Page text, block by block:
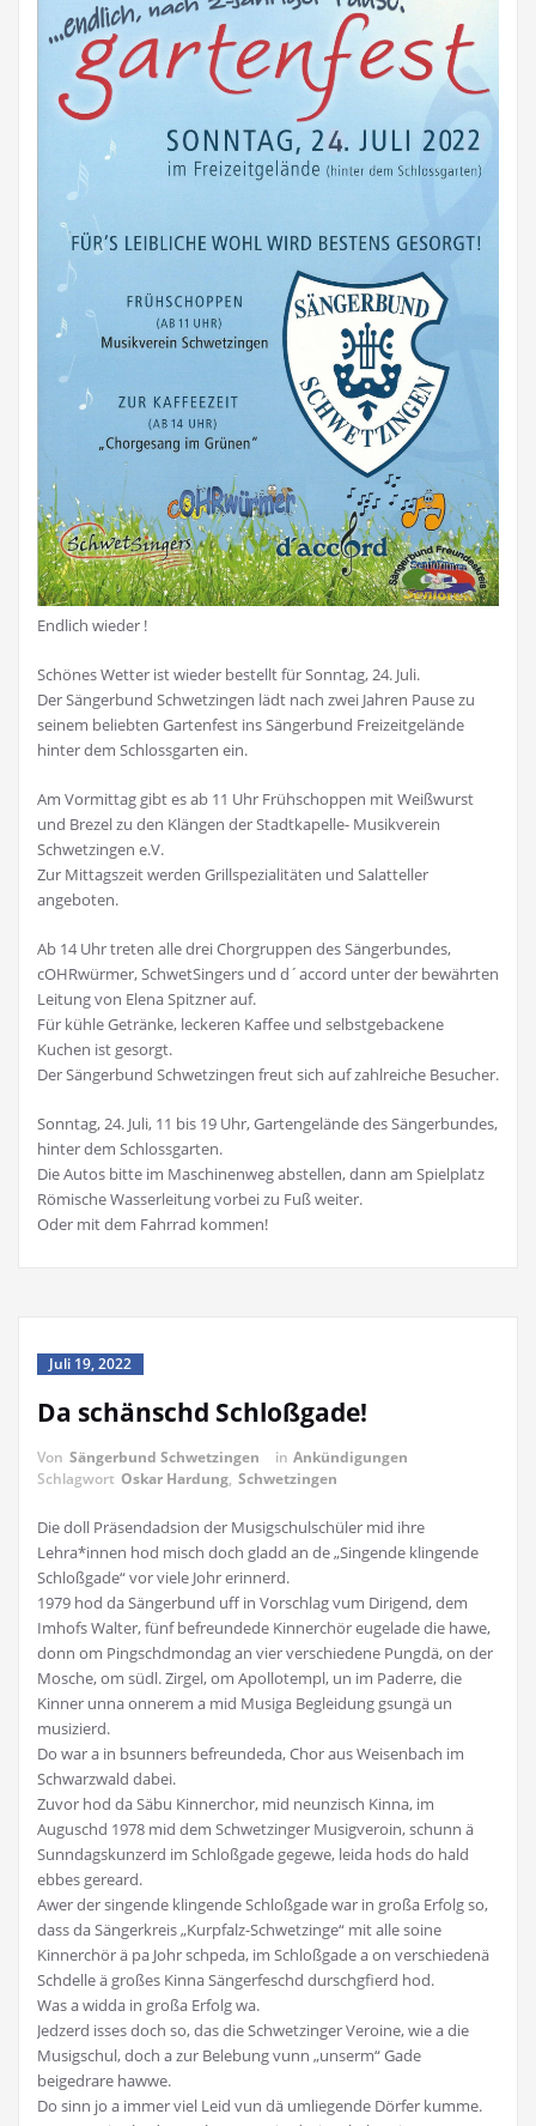
Endlich wieder !
Schönes Wetter ist wieder bestellt für Sonntag, 24. Juli.
Der Sängerbund Schwetzingen lädt nach zwei Jahren Pause zu
seinem beliebten Gartenfest ins Sängerbund Freizeitgelände
hinter dem Schlossgarten ein.
Am Vormittag gibt es ab 11 Uhr Frühschoppen mit Weißwurst
und Brezel zu den Klängen der Stadtkapelle- Musikverein
Schwetzingen e.V.
Zur Mittagszeit werden Grillspezialitäten und Salatteller
angeboten.
Ab 14 Uhr treten alle drei Chorgruppen des Sängerbundes,
cOHRwürmer, SchwetSingers und d´accord unter der bewährten
Leitung von Elena Spitzner auf.
Für kühle Getränke, leckeren Kaffee und selbstgebackene
Kuchen ist gesorgt.
Der Sängerbund Schwetzingen freut sich auf zahlreiche Besucher.
Sonntag, 24. Juli, 11 bis 19 Uhr, Gartengelände des Sängerbundes,
hinter dem Schlossgarten.
Die Autos bitte im Maschinenweg abstellen, dann am Spielplatz
Römische Wasserleitung vorbei zu Fuß weiter.
Oder mit dem Fahrrad kommen!
Juli 19, 2022
Da schänschd Schloßgade!
Von Sängerbund Schwetzingen in Ankündigungen
Schlagwort Oskar Hardung, Schwetzingen
Die doll Präsendadsion der Musigschulschüler mid ihre
Lehra*innen hod misch doch gladd an de „Singende klingende
Schloßgade“ vor viele Johr erinnerd.
1979 hod da Sängerbund uff in Vorschlag vum Dirigend, dem
Imhofs Walter, fünf befreundede Kinnerchör eugelade die hawe,
donn om Pingschdmondag an vier verschiedene Pungdä, on der
Mosche, om südl. Zirgel, om Apollotempl, un im Paderre, die
Kinner unna onnerem a mid Musiga Begleidung gsungä un
musizierd.
Do war a in bsunners befreundeda, Chor aus Weisenbach im
Schwarzwald dabei.
Zuvor hod da Säbu Kinnerchor, mid neunzisch Kinna, im
Auguschd 1978 mid dem Schwetzinger Musigveroin, schunn ä
Sunndagskunzerd im Schloßgade gegewe, leida hods do hald
ebbes gereard.
Awer der singende klingende Schloßgade war in großa Erfolg so,
dass da Sängerkreis „Kurpfalz-Schwetzinge“ mit alle soine
Kinnerchör ä pa Johr schpeda, im Schloßgade a on verschiedenä
Schdelle ä großes Kinna Sängerfeschd durschgfierd hod.
Was a widda in großa Erfolg wa.
Jedzerd isses doch so, das die Schwetzinger Veroine, wie a die
Musigschul, doch a zur Belebung vunn „unserm“ Gade
beigedrare hawwe.
Do sinn jo a immer viel Leid vun dä umliegende Dörfer kumme.